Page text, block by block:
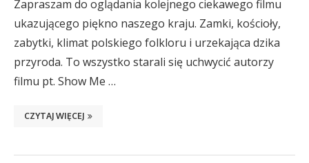
Zapraszam do oglądania kolejnego ciekawego filmu
ukazującego piękno naszego kraju. Zamki, kościoły,
zabytki, klimat polskiego folkloru i urzekająca dzika
przyroda. To wszystko starali się uchwycić autorzy
filmu pt. Show Me …
CZYTAJ WIĘCEJ